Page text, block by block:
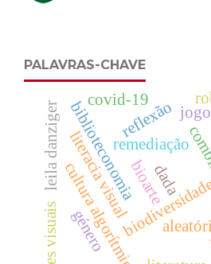
PALAVRAS-CHAVE
bioarte
remediação
cultura algorítmica
literacia visual
biblioteconomiareflexão
género
dada
covid-19
leila danziger
artes visuais